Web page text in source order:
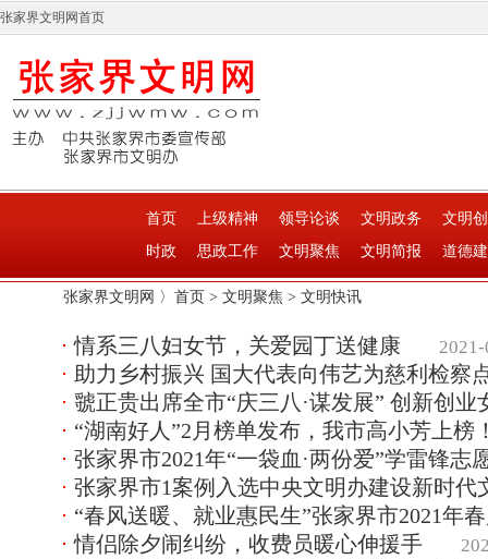
张家界文明网首页
首页 上级精神 领导论谈 文明政务
文明
时政
思政工作 文明聚焦 文明简报 道德
张家界文明网 〉 首页 > 文明聚焦 > 文明快讯
情系三八妇女节，关爱园丁送健康
助力乡村振兴 国大代表向伟艺为慈利检察
虢正贵出席全市“庆三八·谋发展” 创新创业
“湖南好人”2月榜单发布，我市高小芳上榜
张家界市2021年“一袋血·两份爱”学雷锋志
张家界市1案例入选中央文明办建设新时代
“春风送暖、就业惠民生”张家界市2021年
情侣除夕闹纠纷，收费员暖心伸援手